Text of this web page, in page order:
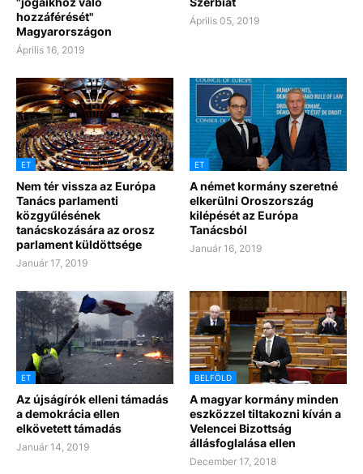
hozzáférését"
Magyarországon
Április 16, 2019
Április 05, 2019
ET
Nem tér vissza az Európa
Tanács parlamenti
közgyűlésének
tanácskozására az orosz
parlament küldöttsége
Január 17, 2019
ET
A német kormány szeretné
elkerülni Oroszország
kilépését az Európa
Tanácsból
Január 16, 2019
ET
Az újságírók elleni támadás
a demokrácia ellen
elkövetett támadás
Január 14, 2019
BELFÖLD
A magyar kormány minden
eszközzel tiltakozni kíván a
Velencei Bizottság
állásfoglalása ellen
December 17, 2018